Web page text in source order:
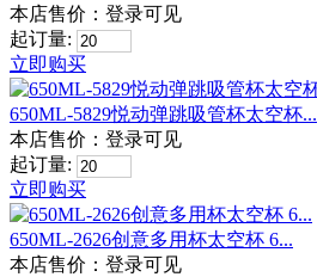
本店售价： 登录可见
起订量:
立即购买
650ML-5829悦动弹跳吸管杯太空杯...
本店售价： 登录可见
起订量:
立即购买
650ML-2626创意多用杯太空杯 6...
本店售价： 登录可见